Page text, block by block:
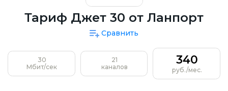
Тариф Джет 30 от Ланпорт
Сравнить
30
Мбит/сек
21
каналов
340
руб./мес.